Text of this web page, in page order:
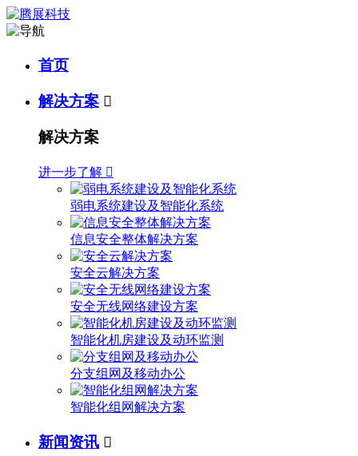
首页
解决方案 
解决方案
进一步了解 
弱电系统建设及智能化系统
信息安全整体解决方案
安全云解决方案
安全无线网络建设方案
智能化机房建设及动环监测
分支组网及移动办公
智能化组网解决方案
新闻资讯 